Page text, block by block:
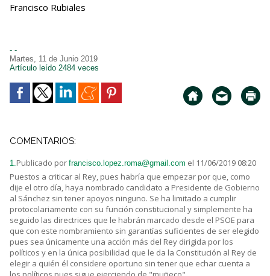
Francisco Rubiales
- -
Martes, 11 de Junio 2019
Artículo leído 2484 veces
COMENTARIOS:
1. Publicado por francisco.lopez.roma@gmail.com el 11/06/2019 08:20
Puestos a criticar al Rey, pues habría que empezar por que, como
dije el otro día, haya nombrado candidato a Presidente de Gobierno
al Sánchez sin tener apoyos ninguno. Se ha limitado a cumplir
protocolariamente con su función constitucional y simplemente ha
seguido las directrices que le habrán marcado desde el PSOE para
que con este nombramiento sin garantías suficientes de ser elegido
pues sea únicamente una acción más del Rey dirigida por los
políticos y en la única posibilidad que le da la Constitución al Rey de
elegir a quién él considere oportuno sin tener que echar cuenta a